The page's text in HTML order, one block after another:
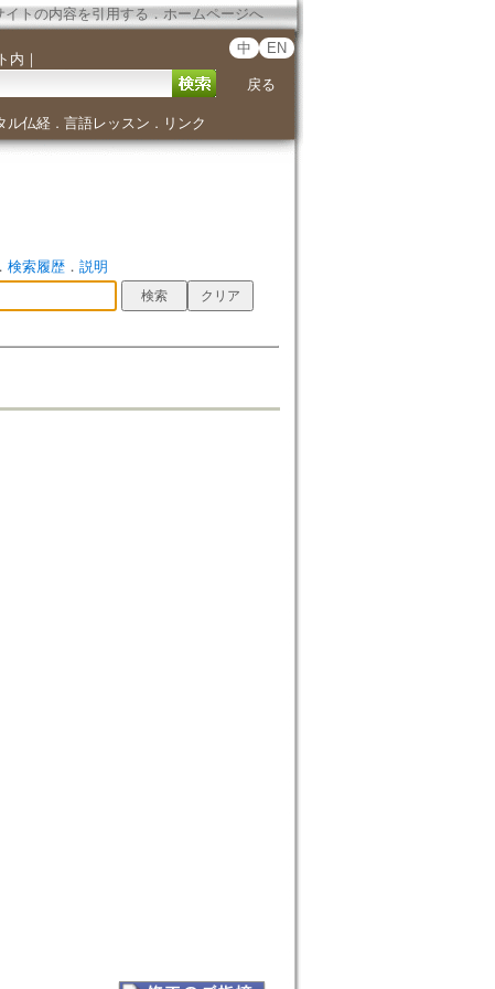
イトの内容を引用する ． ホームページへ
内 ｜
中 EN
戻る
ル仏経． 言語レッスン ． リンク
検索履歴． 説明